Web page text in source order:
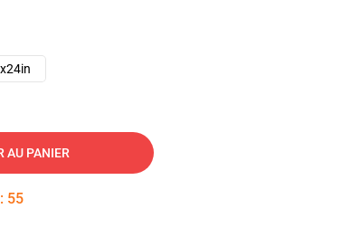
AU PANIER
: 54